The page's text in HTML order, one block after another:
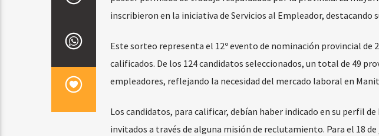
inscribieron en la iniciativa de Servicios al Empleador, destacando
Este sorteo representa el 12º evento de nominación provincial de
calificados. De los 124 candidatos seleccionados, un total de 49
empleadores, reflejando la necesidad del mercado laboral en
Los candidatos, para calificar, debían haber indicado en su perfil
invitados a través de alguna misión de reclutamiento. Para el 18